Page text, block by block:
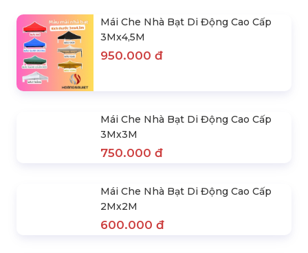
SẢN PHẨM NỔI BẬT
3Mx4,5M
950.000 đ
Mái Che Nhà Bạt Di Động Cao Cấp
3Mx3M